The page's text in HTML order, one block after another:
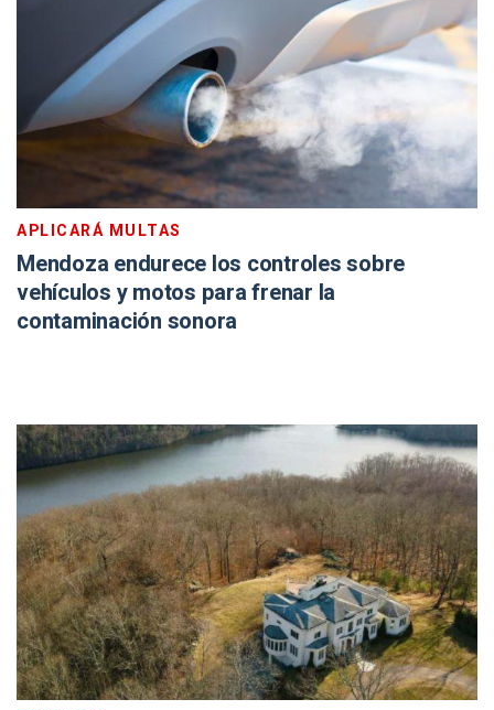
APLICARÁ MULTAS
Mendoza endurece los controles sobre
vehículos y motos para frenar la
contaminación sonora